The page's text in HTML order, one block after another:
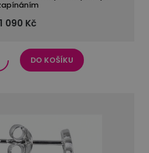
1 090 Kč
DO KOŠÍKU